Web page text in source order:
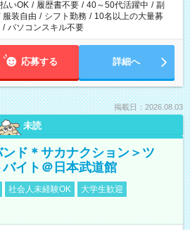
いOK / 履歴書不要 / 40～50代活躍中 / 副
服装自由 / シフト勤務 / 10名以上の大量募
/ パソコンスキル不要
応募する 詳細へ
掲載日：2026.08.03
未読
ド＊サカナクション＞ツ
イト＠日本武道館
社会人未経験OK
大学生歓迎